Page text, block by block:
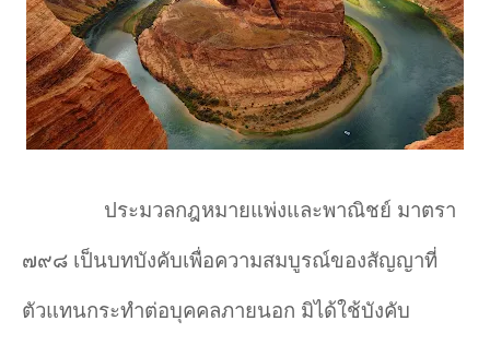
ประมวลกฎหมายแพ่งและพาณิชย์ มาตรา
๗๙๘ เป็นบทบังคับเพื่อความสมบูรณ์ของสัญญาที่
ตัวแทนกระทำต่อบุคคลภายนอก มิได้ใช้บังคับ